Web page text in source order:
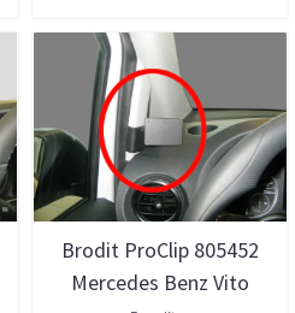
Brodit ProClip 805452
Mercedes Benz Vito